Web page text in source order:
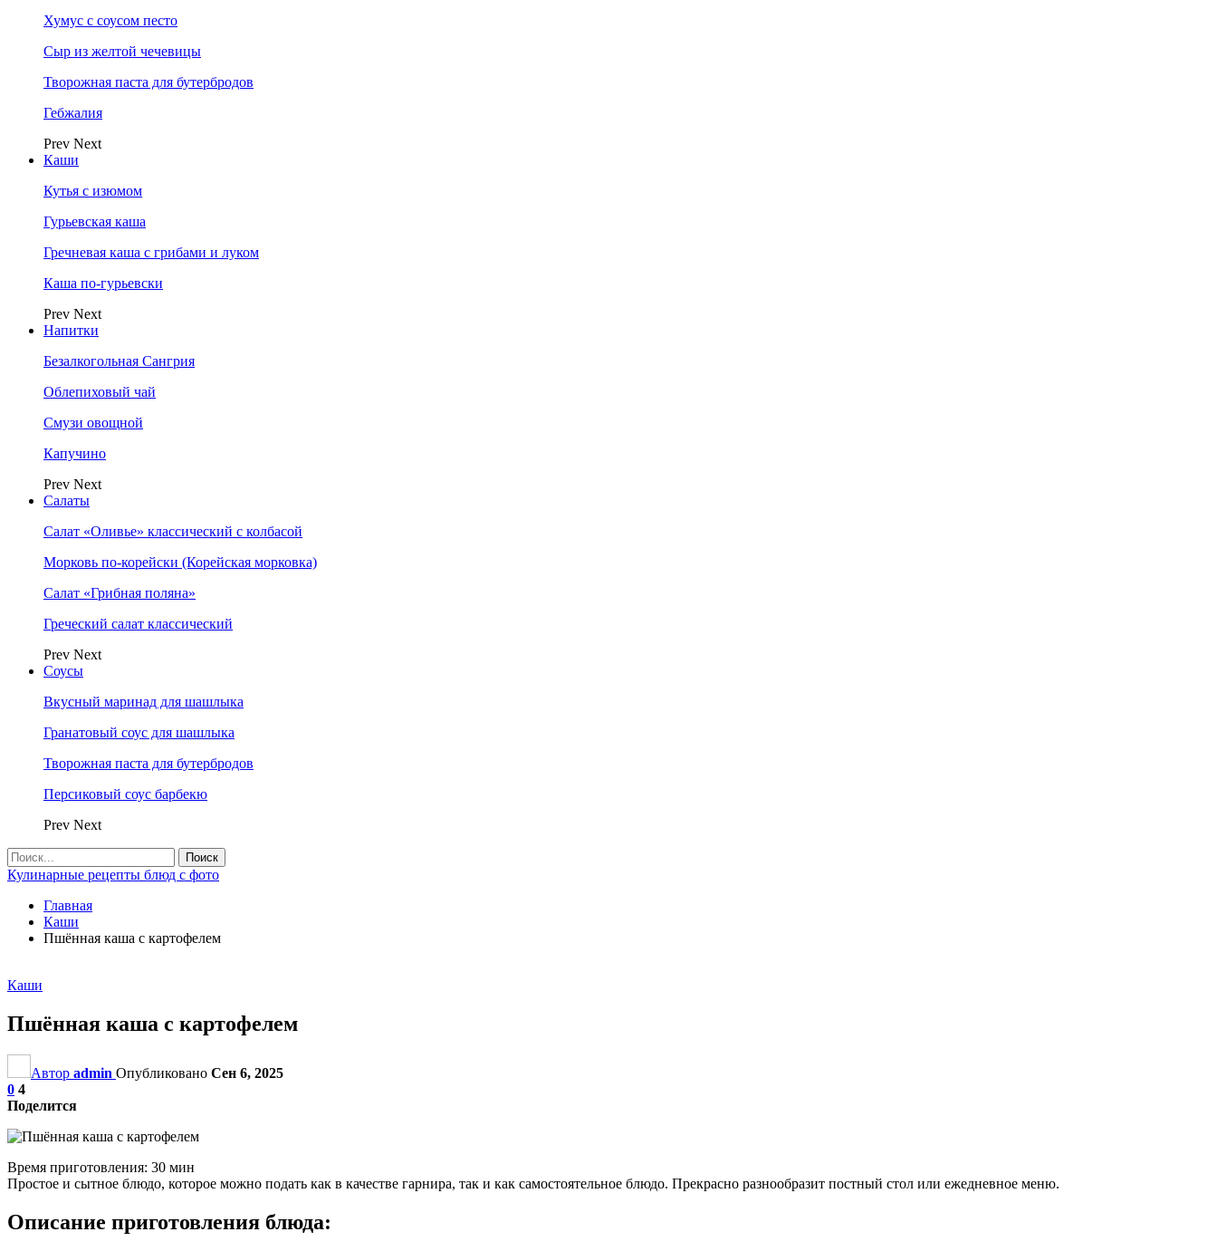
Хумус с соусом песто
Сыр из желтой чечевицы
Творожная паста для бутербродов
Гебжалия
Prev Next
Каши
Кутья с изюмом
Гурьевская каша
Гречневая каша с грибами и луком
Каша по-гурьевски
Prev Next
Напитки
Безалкогольная Сангрия
Облепиховый чай
Смузи овощной
Капучино
Prev Next
Салаты
Салат «Оливье» классический с колбасой
Морковь по-корейски (Корейская морковка)
Салат «Грибная поляна»
Греческий салат классический
Prev Next
Соусы
Вкусный маринад для шашлыка
Гранатовый соус для шашлыка
Творожная паста для бутербродов
Персиковый соус барбекю
Prev Next
Кулинарные рецепты блюд с фото
Главная
Каши
Пшённая каша с картофелем
Каши
Пшённая каша с картофелем
Автор admin Опубликовано Сен 6, 2025
0 4
Поделится
Время приготовления: 30 мин
Простое и сытное блюдо, которое можно подать как в качестве гарнира, так и как самостоятельное блюдо. Прекрасно разнообразит постный стол или ежедневное меню.
Описание приготовления блюда: